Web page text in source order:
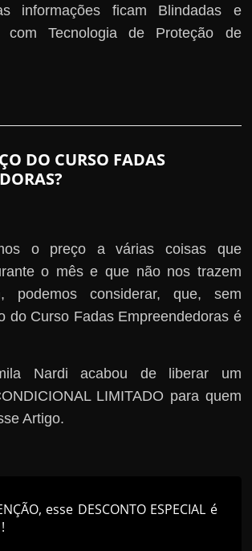
informações ficam Blindadas e
com Tecnologia de Proteção de
DO CURSO FADAS
o preço a várias coisas que
o mês e que não nos trazem
podemos considerar, que, sem
do Curso Fadas Empreendedoras é
Nardi acabou de liberar um
LIMITADO para quem
Artigo.
esse DESCONTO ESPECIAL é